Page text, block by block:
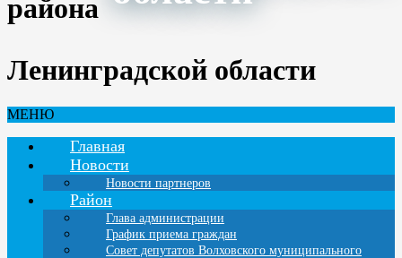
района
Ленинградской области
МЕНЮ
Главная
Новости
Новости партнеров
Район
Глава администрации
График приема граждан
Совет депутатов Волховского муниципального